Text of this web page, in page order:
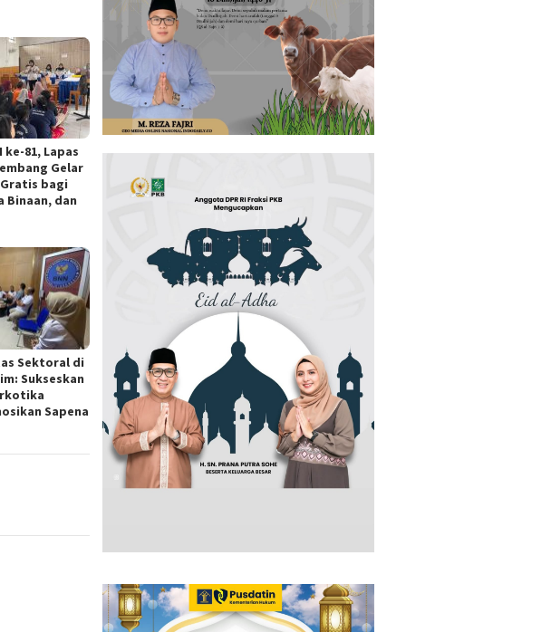
ke-81, Lapas
Gelar
bagi
Binaan, dan
Sektoral di
Sukseskan
Sapena